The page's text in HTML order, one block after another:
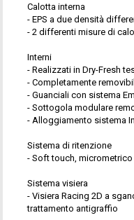
Calotta interna
- EPS a due densità
- 2 differenti misure di
Interni
- Realizzati in Dry-Fresh
- Completamente
- Guanciali con sistema
- Sottogola modulare
- Alloggiamento sistema
Sistema di ritenzione
- Soft touch, micrometrico
Sistema visiera
- Visiera Racing 2D a
trattamento antigraffio